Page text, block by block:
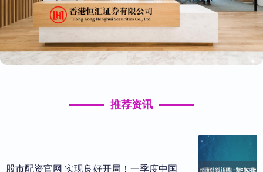
推荐资讯
股市配资官网 实现良好开局！一季度中国